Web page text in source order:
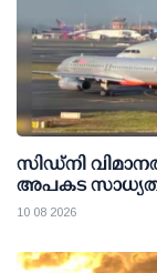
സിഡ്‌നി
അപകട സാധ്യത;
10 08 2026